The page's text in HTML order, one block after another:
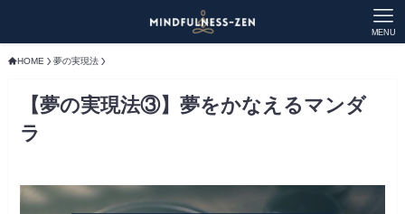
MENU
HOME 夢の実現法
【夢の実現法③】夢をかなえるマンダ
ラ